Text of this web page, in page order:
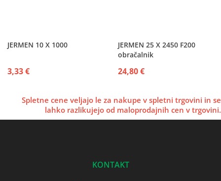
JERMEN 10 X 1000
3,33 €
JERMEN 25 X 2450 F200
obračalnik
24,80 €
Spletne cene veljajo le za nakupe v spletni trgovini in se
lahko razlikujejo od maloprodajnih cen v trgovini.
KONTAKT